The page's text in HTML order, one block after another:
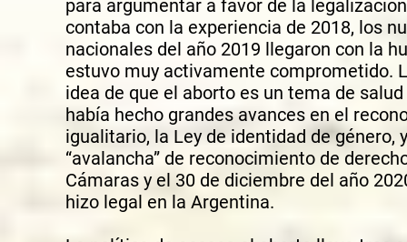
para argumentar a favor de la
contaba con la experiencia de 2018, los
nacionales del año 2019 llegaron con la
estuvo muy activamente comprometido.
idea de que el aborto es un tema de
había hecho grandes avances en el
igualitario, la Ley de identidad de
“avalancha” de reconocimiento de
Cámaras y el 30 de diciembre del año
hizo legal en la Argentina.